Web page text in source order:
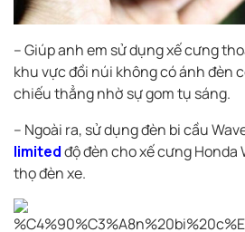
– Giúp anh em sử dụng xế cưng
khu vực đồi núi không có ánh đèn
chiếu thẳng nhờ sự gom tụ sáng.
– Ngoài ra, sử dụng đèn bi cầu
limitedđộ đèn cho xế cưng Honda
thọ đèn xe.